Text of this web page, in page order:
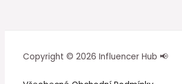
Copyright © 2026 Influencer Hub 📢